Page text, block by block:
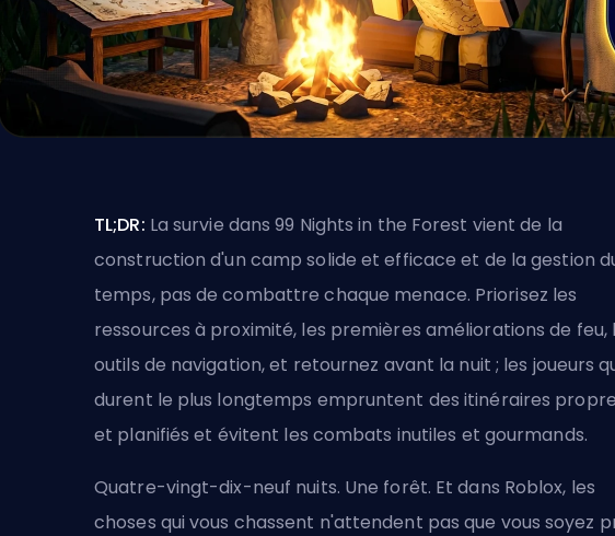
TL;DR: La survie dans 99 Nights in the Forest vient de la
construction d'un camp solide et efficace et de la gestion
temps, pas de combattre chaque menace. Priorisez les
ressources à proximité, les premières améliorations de feu,
outils de navigation, et retournez avant la nuit ; les joueurs
durent le plus longtemps empruntent des itinéraires
et planifiés et évitent les combats inutiles et gourmands.
Quatre-vingt-dix-neuf nuits. Une forêt. Et dans Roblox, les
choses qui vous chassent n'attendent pas que vous soyez